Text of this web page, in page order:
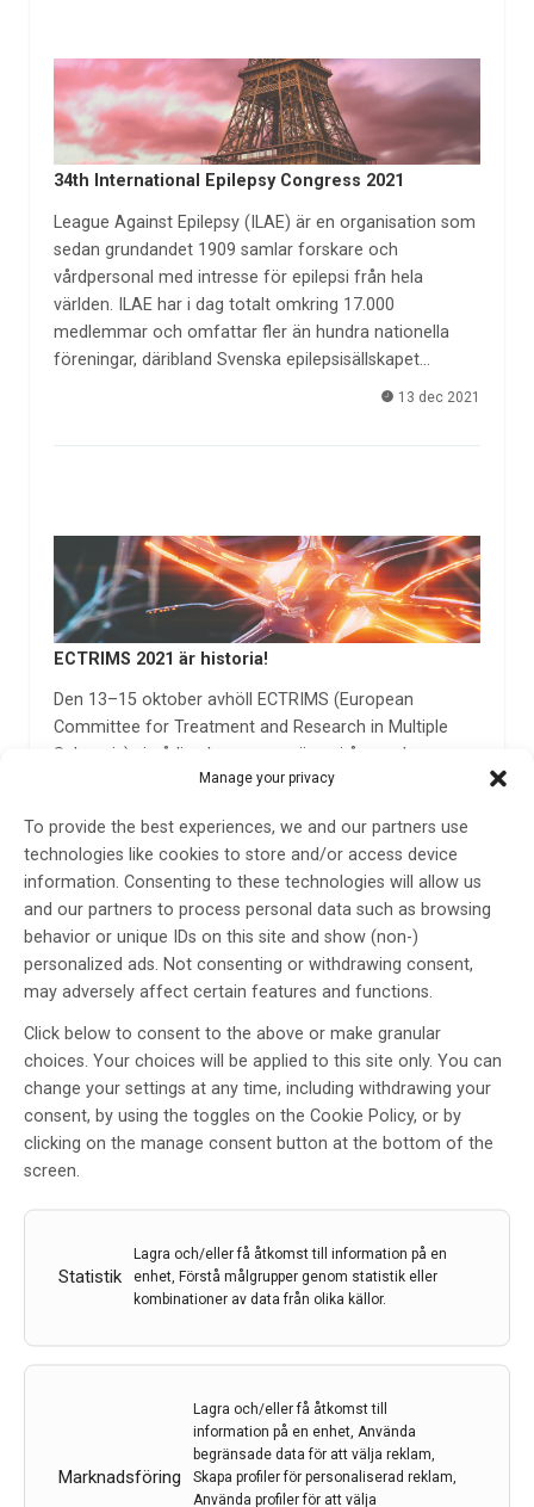
Manage your privacy
To provide the best experiences, we and our partners use
technologies like cookies to store and/or access device
information. Consenting to these technologies will allow us
and our partners to process personal data such as browsing
behavior or unique IDs on this site and show (non-)
personalized ads. Not consenting or withdrawing consent,
may adversely affect certain features and functions.
Click below to consent to the above or make granular
choices. Your choices will be applied to this site only. You can
change your settings at any time, including withdrawing your
consent, by using the toggles on the Cookie Policy, or by
clicking on the manage consent button at the bottom of the
screen.
Statistik
Lagra och/eller få åtkomst till information på en
enhet, Förstå målgrupper genom statistik eller
kombinationer av data från olika källor.
Marknadsföring
Lagra och/eller få åtkomst till
information på en enhet, Använda
begränsade data för att välja reklam,
Skapa profiler för personaliserad reklam,
Använda profiler för att välja
34th International Epilepsy Congress 2021
League Against Epilepsy (ILAE) är en organisation som
sedan grundandet 1909 samlar forskare och
vårdpersonal med intresse för epilepsi från hela
världen. ILAE har i dag totalt omkring 17.000
medlemmar och omfattar fler än hundra nationella
föreningar, däribland Svenska epilepsisällskapet…
13 dec 2021
ECTRIMS 2021 är historia!
Den 13–15 oktober avhöll ECTRIMS (European
Committee for Treatment and Research in Multiple
Sclerosis) sin årliga kongress – även i år var den
virtuell. På plats framför datorskärmen fanns Magnhild
Universitetssjukhuset i Lund,…
13 dec 2021
MDS Virtual Congress, September 17–22 2021
Sedan det publika mötet i Nice år 2019 med 6.000
20.000 personer registrerade och i år skulle mötet ha
hållits i Köpenhamn, men av kända skäl blev…